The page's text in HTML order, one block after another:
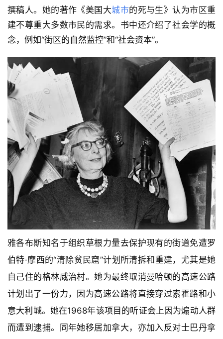
撰稿人。她的著作《美国大城市的死与生》认为市区重
建不尊重大多数市民的需求。书中还介绍了社会学的概
念，例如“街区的自然监控”和“社会资本”。
雅各布斯知名于组织草根力量去保护现有的街道免遭罗
伯特·摩西的“清除贫民窟”计划所清拆和重建，尤其是她
自己住的格林威治村。她为最终取消曼哈顿的高速公路
计划出了一份力，因为高速公路将直接穿过索霍路和小
意大利城。她在1968年该项目的听证会上因为煽动人群
而遭到逮捕。同年她移居加拿大，亦加入反对士巴丹拿